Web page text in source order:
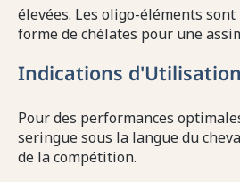
élevées. Les oligo-éléments
forme de chélates pour une
Indications d'Utilisation
Pour des performances
seringue sous la langue du
de la compétition.